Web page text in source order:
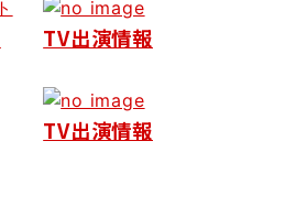
TV出演情報
TV出演情報